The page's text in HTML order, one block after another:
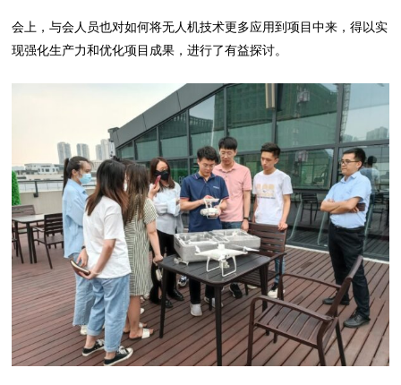
会上，与会人员也对如何将无人机技术更多应用到项目中来，得以实
现强化生产力和优化项目成果，进行了有益探讨。